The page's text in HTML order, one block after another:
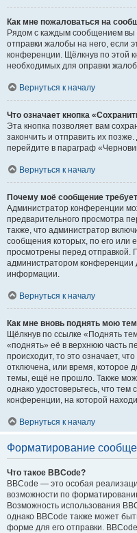
Как мне пожаловаться на
Рядом с каждым сообщением вы
отправки жалобы на него, если
конференции. Щёлкнув по этой
необходимых для оправки
Вернуться к началу
Что означает кнопка
Эта кнопка позволяет вам
закончить и отправить их
перейдите в параграф
Вернуться к началу
Почему моё сообщение
Администратор конференции
предварительного просмотра
также, что администратор
сообщения которых, по его или
просмотрены перед отправкой.
администратором конференции
информации.
Вернуться к началу
Как мне вновь поднять мою
Щёлкнув по ссылке «Поднять
«поднять» её в верхнюю часть
происходит, то это означает,
отключена, или время, которое
темы, ещё не прошло. Также
однако удостоверьтесь, что
конференции, на которой
Вернуться к началу
Форматирование
Что такое BBCode?
BBCode — это особая
возможности по
Возможность использования
однако BBCode также может
форме для его отправки.